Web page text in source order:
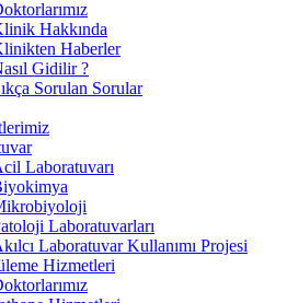
Hakkında
Haberler
Gidilir ?
Sorulan Sorular
Laboratuvarı
Laboratuvarları
Laboratuvar Kullanımı Projesi
Hizmetleri